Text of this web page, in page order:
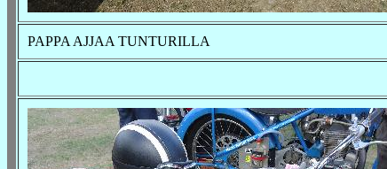
PAPPA AJJAA TUNTURILLA